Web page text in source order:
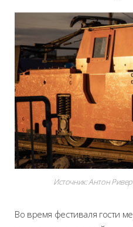
Источник:Антон
Во время фестиваля гости